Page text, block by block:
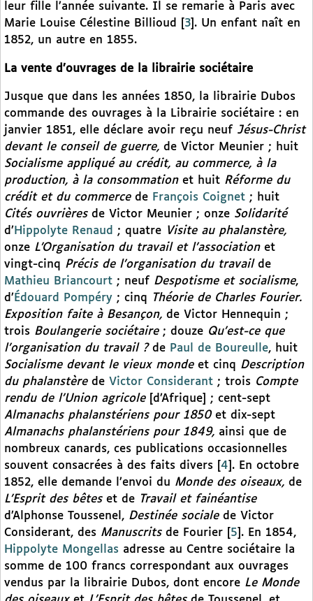
leur fille l’année suivante. Il se remarie à Paris avec
Marie Louise Célestine Billioud
3 . Un enfant naît en
1852, un autre en 1855.
La vente d’ouvrages de la librairie sociétaire
Jusque que dans les années 1850, la librairie Dubos
commande des ouvrages à la Librairie sociétaire : en
janvier 1851, elle déclare avoir reçu neuf Jésus-Christ
devant le conseil de guerre, de Victor Meunier ; huit
Socialisme appliqué au crédit, au commerce, à la
production, à la consommationet huit Réforme du
crédit et du commerce de François Coignet ; huit
Cités ouvrières de Victor Meunier ; onze Solidarité
d’ Hippolyte Renaud ; quatre Visite au phalanstère,
onze L’Organisation du travail et l’association et
vingt-cinq Précis de l’organisation du travail de
Mathieu Briancourt ; neuf Despotisme et socialisme,
d’ Édouard Pompéry ; cinq Théorie de Charles Fourier.
Exposition faite à Besançon, de Victor Hennequin ;
trois Boulangerie sociétaire; douze Qu’est-ce que
l’organisation du travail ? de Paul de Boureulle, huit
Socialisme devant le vieux mondeet cinq Description
du phalanstèrede Victor Considerant ; trois Compte
rendu de l’Union agricole [d’Afrique] ; cent-sept
Almanachs phalanstériens pour 1850 et dix-sept
Almanachs phalanstériens pour 1849, ainsi que de
nombreux canards, ces publications occasionnelles
souvent consacrées à des faits divers
4 . En octobre
1852, elle demande l’envoi du Monde des oiseaux, de
L’Esprit des bêtes et de Travail et fainéantise
d’Alphonse Toussenel, Destinée sociale de Victor
Considerant, des Manuscritsde Fourier 5 . En 1854,
Hippolyte Mongellas adresse au Centre sociétaire la
somme de 100 francs correspondant aux ouvrages
vendus par la librairie Dubos, dont encore Le Monde